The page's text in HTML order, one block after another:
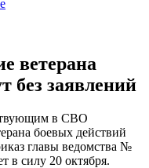
ветерана
без заявлений
в СВО
боевых действий
главы ведомства №
в силу 20 октября.